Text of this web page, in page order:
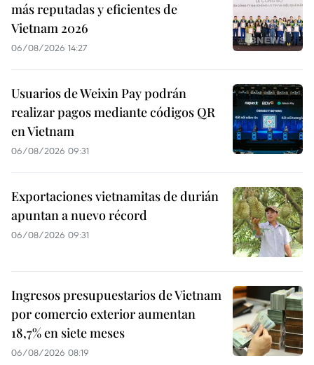
más reputadas y eficientes de
Vietnam 2026
06/08/2026 14:27
Usuarios de Weixin Pay podrán
realizar pagos mediante códigos QR
en Vietnam
06/08/2026 09:31
Exportaciones vietnamitas de durián
apuntan a nuevo récord
06/08/2026 09:31
Ingresos presupuestarios de Vietnam
por comercio exterior aumentan
18,7% en siete meses
06/08/2026 08:19